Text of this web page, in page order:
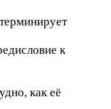
к
как её